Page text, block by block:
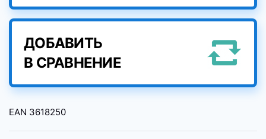
ДОБАВИТЬ
В СРАВНЕНИЕ
EAN 3618250